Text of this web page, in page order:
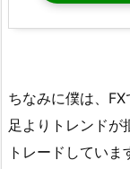
ちなみに僕は、
足よりトレンドが
トレードしてい